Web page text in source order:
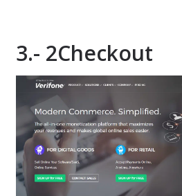
3.- 2Checkout